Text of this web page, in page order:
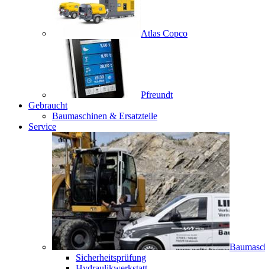
Atlas Copco
Pfreundt
Gebraucht
Baumaschinen & Ersatzteile
Service
Sicherheitsprüfung